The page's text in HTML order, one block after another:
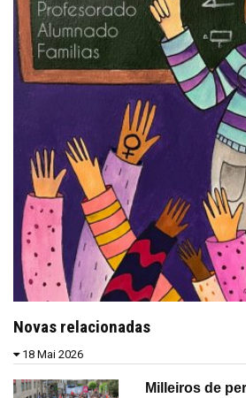
Novas relacionadas
18 Mai 2026
Milleiros de